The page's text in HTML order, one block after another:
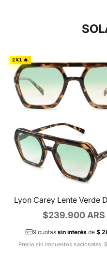
2X1 🔥
Lyon Carey Lente Verde
Precio de oferta
$239.900 ARS
9 cuotassin interés de$
Precio sin impuestos nacionales: